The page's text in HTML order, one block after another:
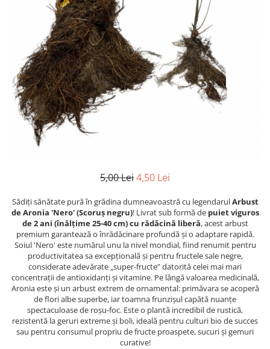
5,00 Lei4,50 Lei
Sădiți sănătate pură în grădina dumneavoastră cu legendarulArbust
de Aronia 'Nero' (Scoruș negru)! Livrat sub formă de puiet viguros
de 2 ani (înălțime 25-40 cm) cu rădăcină liberă, acest arbust
premium garantează o înrădăcinare profundă și o adaptare rapidă.
Soiul 'Nero' este numărul unu la nivel mondial, fiind renumit pentru
productivitatea sa excepțională și pentru fructele sale negre,
considerate adevărate „super-fructe” datorită celei mai mari
concentrații de antioxidanți și vitamine. Pe lângă valoarea medicinală,
Aronia este și un arbust extrem de ornamental: primăvara se acoperă
de flori albe superbe, iar toamna frunzișul capătă nuanțe
spectaculoase de roșu-foc. Este o plantă incredibil de rustică,
rezistentă la geruri extreme și boli, ideală pentru culturi bio de succes
sau pentru consumul propriu de fructe proaspete, sucuri și gemuri
curative!